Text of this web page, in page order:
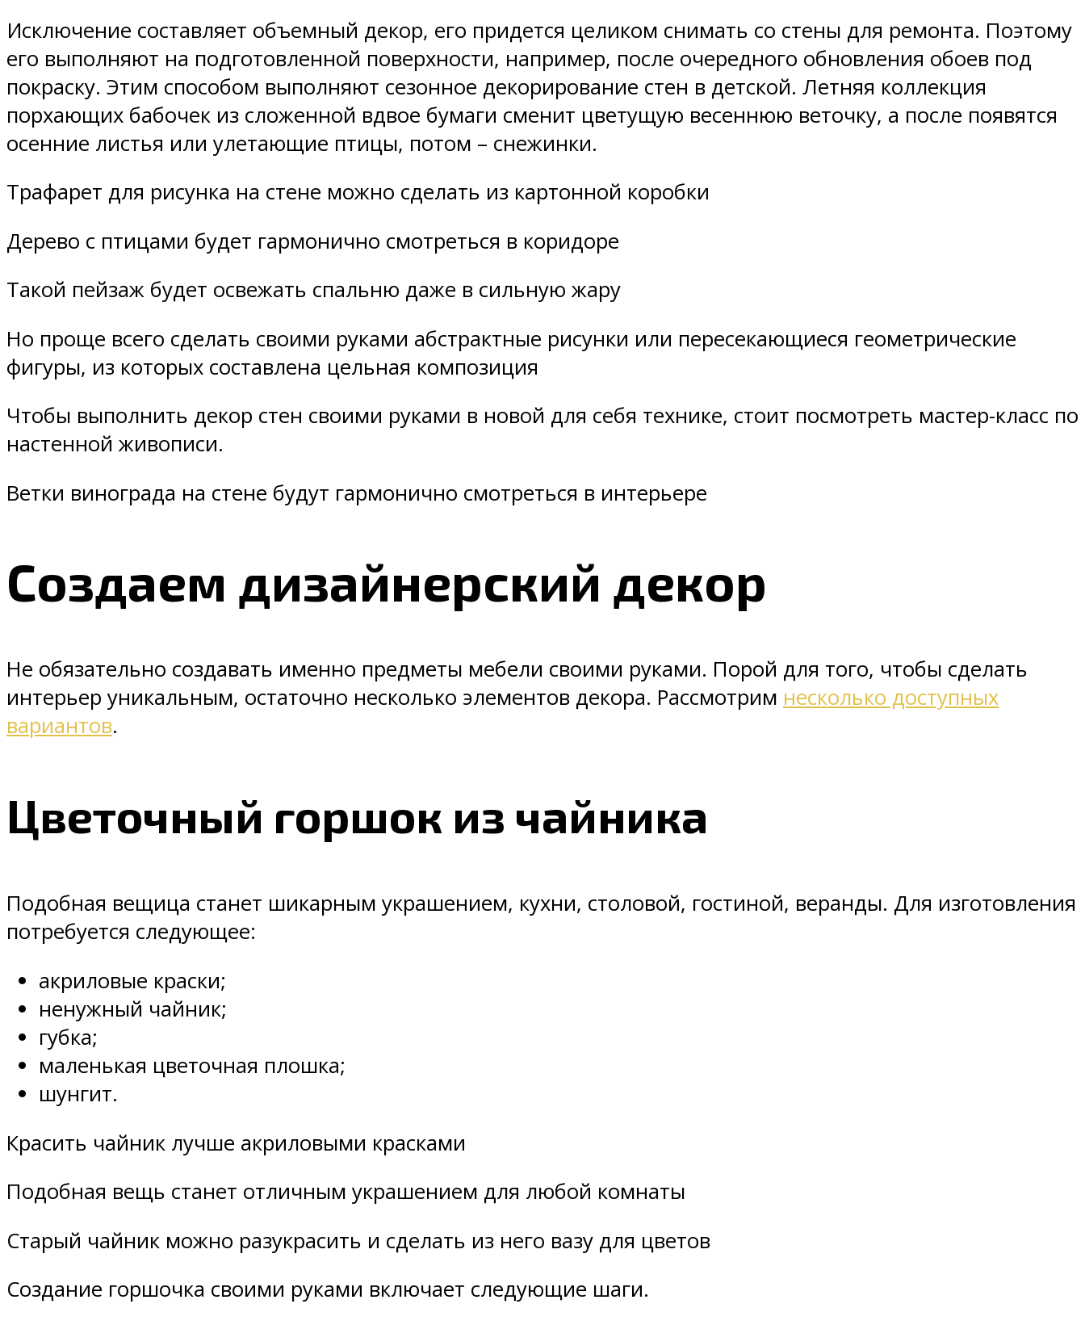
Исключение составляет объемный декор, его придется целиком снимать со стены для ремонта. Поэтому
его выполняют на подготовленной поверхности, например, после очередного обновления обоев под
покраску. Этим способом выполняют сезонное декорирование стен в детской. Летняя коллекция
порхающих бабочек из сложенной вдвое бумаги сменит цветущую весеннюю веточку, а после появятся
осенние листья или улетающие птицы, потом – снежинки.
Трафарет для рисунка на стене можно сделать из картонной коробки
Дерево с птицами будет гармонично смотреться в коридоре
Такой пейзаж будет освежать спальню даже в сильную жару
Но проще всего сделать своими руками абстрактные рисунки или пересекающиеся геометрические
фигуры, из которых составлена цельная композиция
Чтобы выполнить декор стен своими руками в новой для себя технике, стоит посмотреть мастер-класс по
настенной живописи.
Ветки винограда на стене будут гармонично смотреться в интерьере
Создаем дизайнерский декор
Не обязательно создавать именно предметы мебели своими руками. Порой для того, чтобы сделать
интерьер уникальным, остаточно несколько элементов декора. Рассмотрим несколько доступных
вариантов.
Цветочный горшок из чайника
Подобная вещица станет шикарным украшением, кухни, столовой, гостиной, веранды. Для изготовления
потребуется следующее:
акриловые краски;
ненужный чайник;
губка;
маленькая цветочная плошка;
шунгит.
Красить чайник лучше акриловыми красками
Подобная вещь станет отличным украшением для любой комнаты
Старый чайник можно разукрасить и сделать из него вазу для цветов
Создание горшочка своими руками включает следующие шаги.